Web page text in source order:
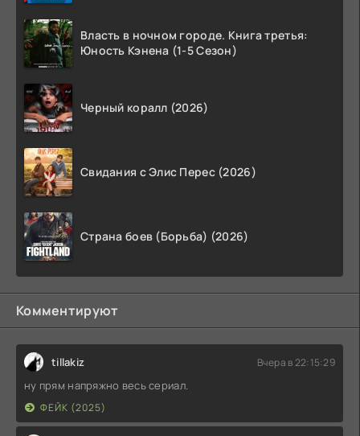
Власть в ночном городе. Книга третья:
Юность Кэнена (1-5 Сезон)
Черный коралл (2026)
Свидания с Элис Перес (2026)
Страна боев (Борьба) (2026)
Комментируют
tillakiz Вчера в 22:15:29
ну прям напряжно весь сериал.
ФЕЙК (2025)